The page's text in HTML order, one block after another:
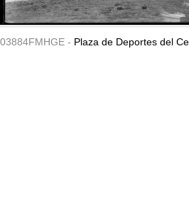
03884FMHGE - Plaza de Deportes del